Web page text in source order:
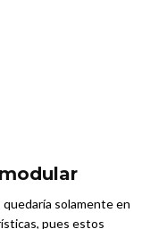
solamente en
pues estos